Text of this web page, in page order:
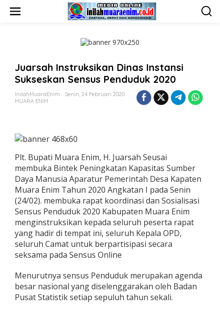
Juarsah Instruksikan Dinas Instansi
Sukseskan Sensus Penduduk 2020
InilahMuaraEnim
Senin, 24 Februari 2020
MUARA ENIM
Plt. Bupati Muara Enim, H. Juarsah Seusai
membuka Bintek Peningkatan Kapasitas Sumber
Daya Manusia Aparatur Pemerintah Desa Kapaten
Muara Enim Tahun 2020 Angkatan I pada Senin
(24/02). membuka rapat koordinasi dan Sosialisasi
Sensus Penduduk 2020 Kabupaten Muara Enim
menginstruksikan kepada seluruh peserta rapat
yang hadir di tempat ini, seluruh Kepala OPD,
seluruh Camat untuk berpartisipasi secara
seksama pada Sensus Online
Menurutnya sensus Penduduk merupakan agenda
besar nasional yang diselenggarakan oleh Badan
Pusat Statistik setiap sepuluh tahun sekali.